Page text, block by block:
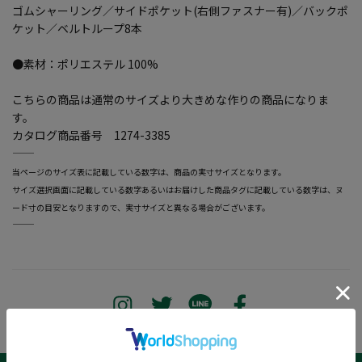
ゴムシャーリング／サイドポケット(右側ファスナー有)／バックポ
ケット／ベルトループ8本
●素材：ポリエステル 100%
こちらの商品は通常のサイズより大きめな作りの商品になりま
す。
カタログ商品番号 1274-3385
―――――――――――――――――――――――
当ページのサイズ表に記載している数字は、商品の実寸サイズとなります。
サイズ選択画面に記載している数字あるいはお届けした商品タグに記載している数字は、ヌ
ード寸の目安となりますので、実寸サイズと異なる場合がございます。
―――――――――――――――――――――――